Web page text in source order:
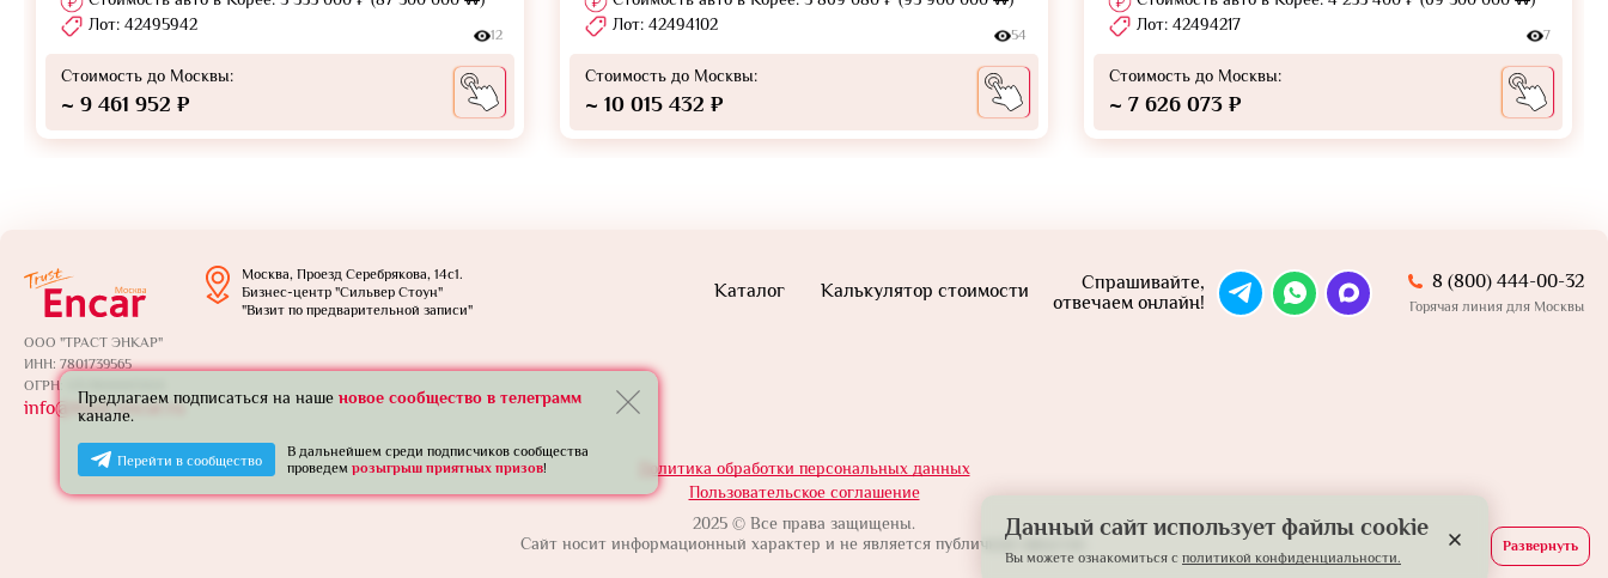
Лот: 42495942
12
Стоимость до Москвы:
~ 9 461 952 ₽
Лот: 42494102
54
Стоимость до Москвы:
~ 10 015 432 ₽
Лот: 42494217
7
Стоимость до Москвы:
~ 7 626 073 ₽
Москва, Проезд Серебрякова, 14с1.
Бизнес-центр "Сильвер Стоун"
"Визит по предварительной записи"
Каталог Калькулятор стоимости
Спрашивайте,
отвечаем онлайн!
8 (800) 444-00-32
Горячая линия для Москвы
ООО "ТРАСТ ЭНКАР"
ИНН: 7801739565
ОГРН: 1257800005924
info@trust-encar.ru
Политика обработки персональных данных
Пользовательское соглашение
2025 © Все права защищены.
Сайт носит информационный характер и не является публичной офертой.
Данный сайт использует файлы cookie
Вы можете ознакомиться с политикой конфиденциальности.
Предлагаем подписаться на наше новое сообщество в телеграмм
канале.
Перейти в сообщество
В дальнейшем среди подписчиков сообщества
проведем розыгрыш приятных призов!
Развернуть